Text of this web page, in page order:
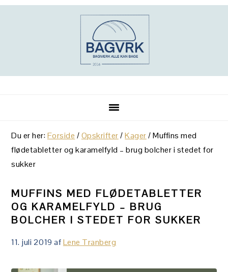
Gå
Skip
Gå
Du er her:Forside /Opskrifter / Kager /Muffins med
flødetabletter og karamelfyld – brug bolcher i stedet for
sukker
MUFFINS MED FLØDETABLETTER
OG KARAMELFYLD – BRUG
BOLCHER I STEDET FOR SUKKER
11. juli 2019 afLene Tranberg